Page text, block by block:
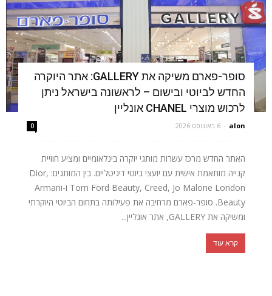
סופר-פארם משיקה את GALLERY: אתר היוקרה
החדש לביוטי ובישום – לראשונה בישראל ניתן
לרכוש מוצרי CHANEL אונליין
alon
- 6 באוגוסט 2026 0
האתר החדש מרכז עשרות מותגי יוקרה בינלאומיים ומציע חוויית
קנייה מותאמת אישית עם יועצי ביוטי דיגיטליים. בין המותגים: Dior,
Tom Ford Beauty, Creed, Jo Malone London ו-Armani
Beauty. סופר-פארם מרחיבה את פעילותה בתחום הביוטי היוקרתי
ומשיקה את GALLERY, אתר אונליין...
קרא עוד